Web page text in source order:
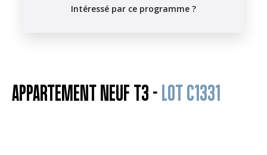
Intéressé par ce programme ?
APPARTEMENT NEUF T3 - LOT C1331